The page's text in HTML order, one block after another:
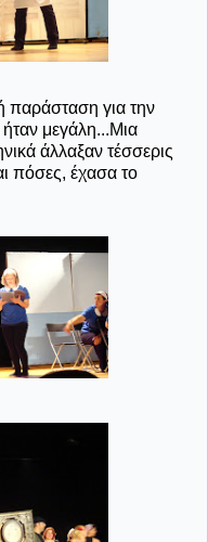
παράσταση για την
ήταν μεγάλη...Μια
άλλαξαν τέσσερις
πόσες, έχασα το